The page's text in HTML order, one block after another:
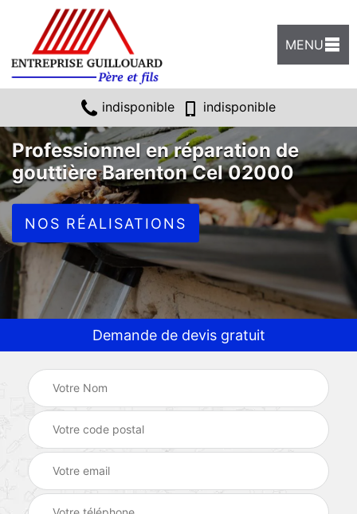
MENU
indisponible indisponible
Professionnel en réparation de
gouttière Barenton Cel 02000
NOS RÉALISATIONS
Demande de devis gratuit